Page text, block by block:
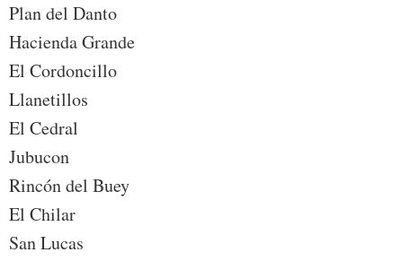
Plan del Danto
Hacienda Grande
El Cordoncillo
Llanetillos
El Cedral
Jubucon
Rincón del Buey
El Chilar
San Lucas